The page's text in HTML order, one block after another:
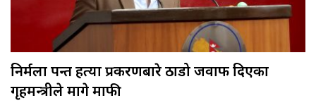
निर्मला पन्त हत्या प्रकरणबारे ठाडो जवाफ दिएका
गृहमन्त्रीले मागे माफी